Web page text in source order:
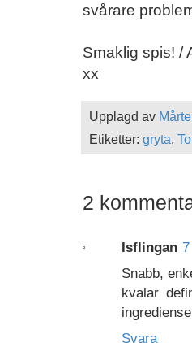
svårare
Smaklig spis! /
xx
Upplagd av
Etiketter: gryta,
2
Isflingan
Snabb,
kvalar
Svara